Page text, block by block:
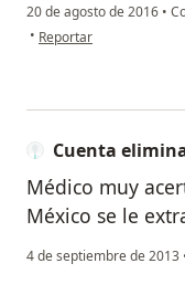
20 de agosto de 2016 •
• en opinión del usuario
Reportar
Cuenta
Médico muy
México se le
4 de septiembre de 2013